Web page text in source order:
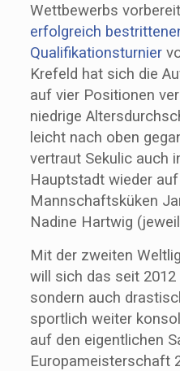
Wettbewerbs
erfolgreich
Qualifikationsturnier
Krefeld hat sich die
auf vier Positionen
niedrige
leicht nach oben
vertraut Sekulic auch
Hauptstadt wieder
Mannschaftsküken
Nadine Hartwig
Mit der zweiten
will sich das seit
sondern auch
sportlich weiter
auf den eigentlichen
Europameisterschaft